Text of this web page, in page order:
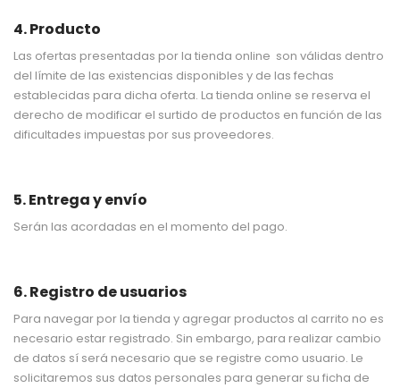
4. Producto
Las ofertas presentadas por la tienda online son válidas dentro
del límite de las existencias disponibles y de las fechas
establecidas para dicha oferta. La tienda online se reserva el
derecho de modificar el surtido de productos en función de las
dificultades impuestas por sus proveedores.
5. Entrega y envío
Serán las acordadas en el momento del pago.
6. Registro de usuarios
Para navegar por la tienda y agregar productos al carrito no es
necesario estar registrado. Sin embargo, para realizar cambio
de datos sí será necesario que se registre como usuario. Le
solicitaremos sus datos personales para generar su ficha de